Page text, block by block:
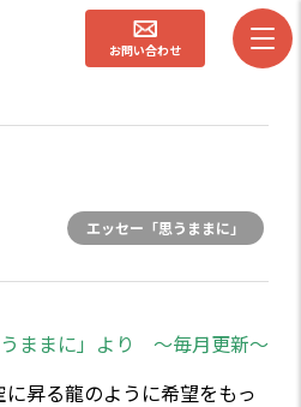
お問い合わせ
エッセー「思うままに」
ままに」より ～毎月更新～
昇る龍のように希望をもっ